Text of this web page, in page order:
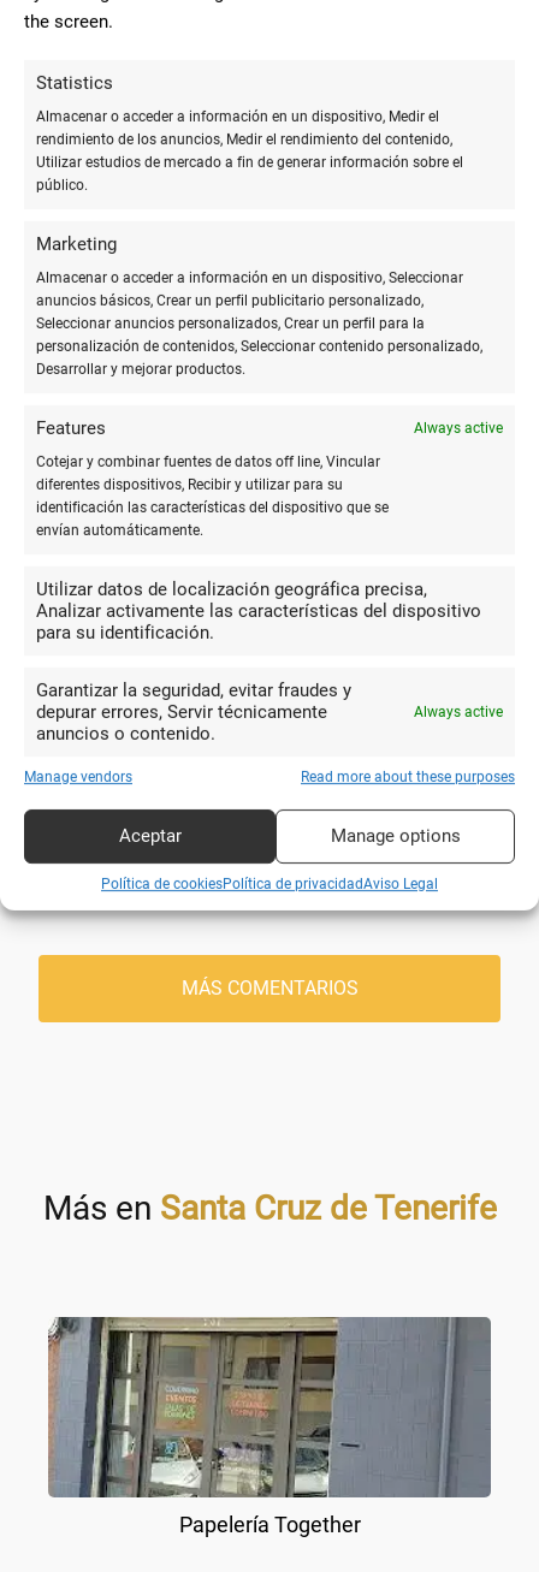
the screen.
Statistics
Almacenar o acceder a información en un dispositivo, Medir el
rendimiento de los anuncios, Medir el rendimiento del contenido,
Utilizar estudios de mercado a fin de generar información sobre el
público.
Marketing
Almacenar o acceder a información en un dispositivo, Seleccionar
anuncios básicos, Crear un perfil publicitario personalizado,
Seleccionar anuncios personalizados, Crear un perfil para la
personalización de contenidos, Seleccionar contenido personalizado,
Desarrollar y mejorar productos.
Features
Always active
Cotejar y combinar fuentes de datos off line, Vincular
diferentes dispositivos, Recibir y utilizar para su
identificación las características del dispositivo que se
envían automáticamente.
Utilizar datos de localización geográfica precisa,
Analizar activamente las características del dispositivo
para su identificación.
Garantizar la seguridad, evitar fraudes y
depurar errores, Servir técnicamente
anuncios o contenido.
Always active
Manage vendors Read more about these purposes
Aceptar Manage options
Política de cookiesPolítica de privacidadAviso Legal
Andreone
Alejandro
Pérez
Estanco - Papelería del barrio.
Surte amplia gamas de revistas y galería
Manuel Jesus
Magnífico. Su atención, sus
Julio Cabrera
además de prensa, cualquier artículo de
oficina y regalos, indudable que este tipo
falta..
Jonathan Rubio
10
Pequeña librería y papelería. Muy
buenos precios. Y la calidad humana de
la señora que atiende es de 10
MÁS COMENTARIOS
Más en Santa Cruz de Tenerife
Papelería Together